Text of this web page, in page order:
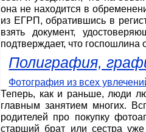
она не находится в
из ЕГРП, обратившись в
взять документ,
подтверждает, что госпошлина
Полиграфия,
Фотография из всех
Теперь, как и раньше, люди
главным занятием многих.
родителей про покупку
старший брат или сестра